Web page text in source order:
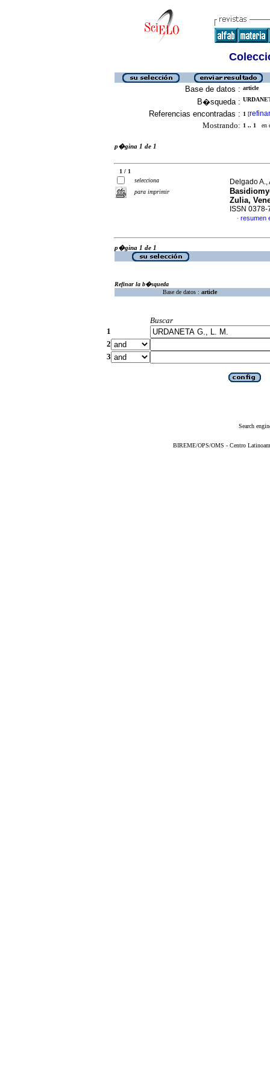
Base de datos : article
B�squeda :
Referencias encontradas : 1 [refinar
Mostrando: 1 .. 1 en
p�gina 1 de 1
1 / 1
selecciona
para imprimir
Delgado
Zulia,
ISSN 0378-
· resumen
p�gina 1 de 1
Refinar la b�squeda
Base de datos : article
Buscar
1
2
3
Search
BIREME/OPS/OMS - Centro